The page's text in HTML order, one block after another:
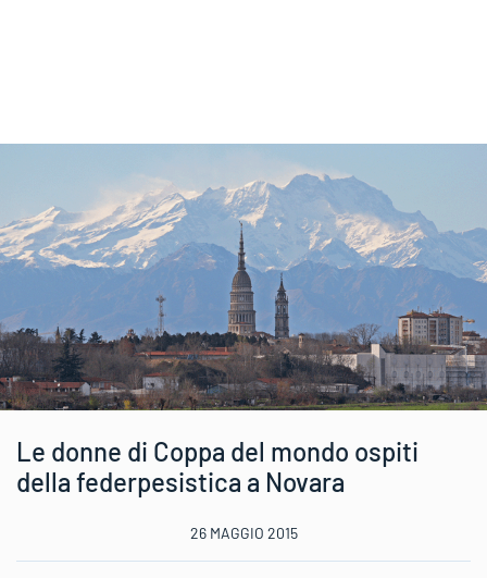
Le donne di Coppa del mondo ospiti
della federpesistica a Novara
26 MAGGIO 2015